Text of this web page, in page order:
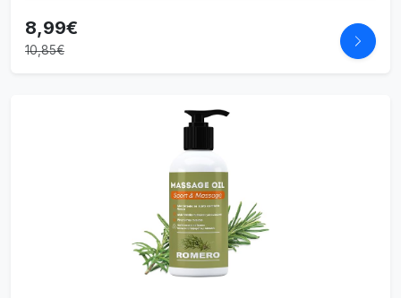
8,99€
10,85€